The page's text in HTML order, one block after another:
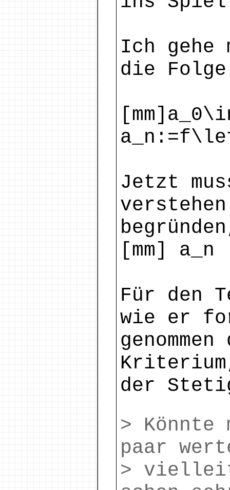
Ich gehe
die
Jetzt
[mm]
Für den
wie er
der
> Könnte
paar
>